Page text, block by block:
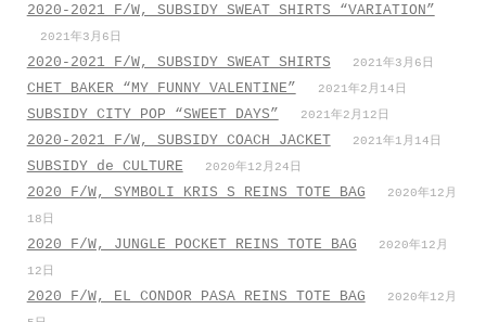
2020-2021 F/W, SUBSIDY SWEAT SHIRTS “VARIATION”
2021年3月6日
2020-2021 F/W, SUBSIDY SWEAT SHIRTS 2021年3月6日
CHET BAKER “MY FUNNY VALENTINE” 2021年2月14日
SUBSIDY CITY POP “SWEET DAYS” 2021年2月12日
2020-2021 F/W, SUBSIDY COACH JACKET 2021年1月14日
SUBSIDY de CULTURE 2020年12月24日
2020 F/W, SYMBOLI KRIS S REINS TOTE BAG
2020年12月
18日
2020 F/W, JUNGLE POCKET REINS TOTE BAG
2020年12月
12日
2020 F/W, EL CONDOR PASA REINS TOTE BAG
2020年12月